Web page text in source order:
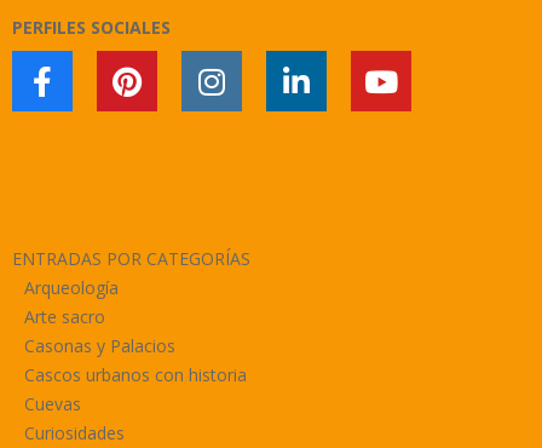
PERFILES SOCIALES
ENTRADAS POR CATEGORÍAS
Arqueología
Arte sacro
Casonas y Palacios
Cascos urbanos con historia
Cuevas
Curiosidades